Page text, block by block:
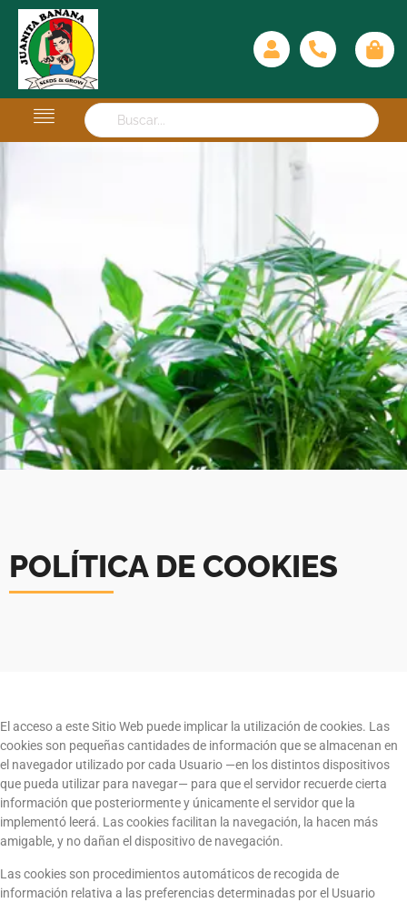
POLÍTICA DE COOKIES
El acceso a este Sitio Web puede implicar la utilización de cookies. Las
cookies son pequeñas cantidades de información que se almacenan en
el navegador utilizado por cada Usuario —en los distintos dispositivos
que pueda utilizar para navegar— para que el servidor recuerde cierta
información que posteriormente y únicamente el servidor que la
implementó leerá. Las cookies facilitan la navegación, la hacen más
amigable, y no dañan el dispositivo de navegación.
Las cookies son procedimientos automáticos de recogida de
información relativa a las preferencias determinadas por el Usuario